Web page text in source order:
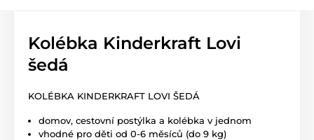
Kolébka Kinderkraft Lovi
šedá
KOLÉBKA KINDERKRAFT LOVI ŠEDÁ
domov, cestovní postýlka a kolébka v jednom
vhodné pro děti od 0-6 měsíců (do 9 kg)